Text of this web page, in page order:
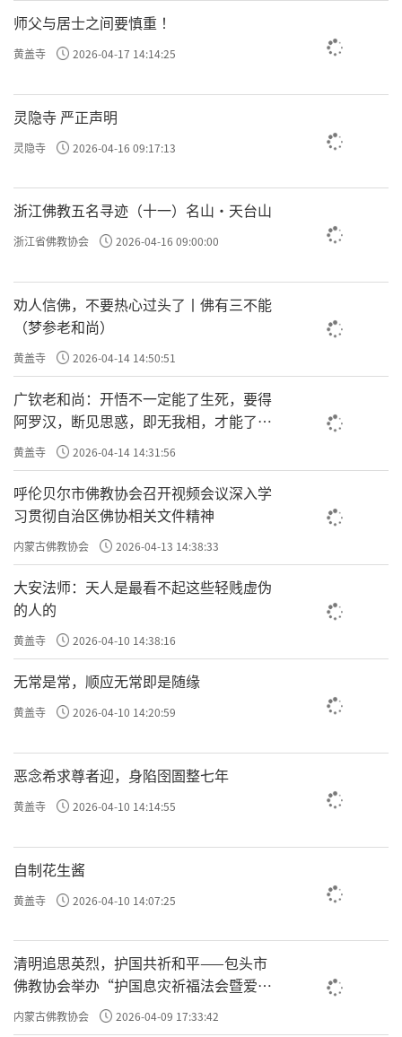
师父与居士之间要慎重 ！
黄盖寺 2026-04-17 14:14:25
灵隐寺 严正声明
灵隐寺 2026-04-16 09:17:13
浙江佛教五名寻迹（十一）名山·天台山
浙江省佛教协会 2026-04-16 09:00:00
劝人信佛，不要热心过头了丨佛有三不能
（梦参老和尚）
黄盖寺 2026-04-14 14:50:51
广钦老和尚：开悟不一定能了生死，要得
阿罗汉，断见思惑，即无我相，才能了生
死
黄盖寺 2026-04-14 14:31:56
呼伦贝尔市佛教协会召开视频会议深入学
习贯彻自治区佛协相关文件精神
内蒙古佛教协会 2026-04-13 14:38:33
大安法师：天人是最看不起这些轻贱虚伪
的人的
黄盖寺 2026-04-10 14:38:16
无常是常，顺应无常即是随缘
黄盖寺 2026-04-10 14:20:59
恶念希求尊者迎，身陷囹圄整七年
黄盖寺 2026-04-10 14:14:55
自制花生酱
黄盖寺 2026-04-10 14:07:25
清明追思英烈，护国共祈和平——包头市
佛教协会举办“护国息灾祈福法会暨爱国
主义电影观影活动”
内蒙古佛教协会 2026-04-09 17:33:42